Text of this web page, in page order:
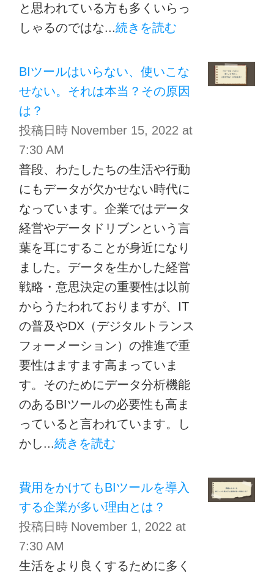
と思われている方も多くいらっ
しゃるのではな...続きを読む
BIツールはいらない、使いこな
せない。それは本当？その原因
は？
投稿日時 November 15, 2022 at
7:30 AM
普段、わたしたちの生活や行動
にもデータが欠かせない時代に
なっています。企業ではデータ
経営やデータドリブンという言
葉を耳にすることが身近になり
ました。データを生かした経営
戦略・意思決定の重要性は以前
からうたわれておりますが、IT
の普及やDX（デジタルトランス
フォーメーション）の推進で重
要性はますます高まっていま
す。そのためにデータ分析機能
のあるBIツールの必要性も高ま
っていると言われています。し
かし...続きを読む
費用をかけてもBIツールを導入
する企業が多い理由とは？
投稿日時 November 1, 2022 at
7:30 AM
生活をより良くするために多く